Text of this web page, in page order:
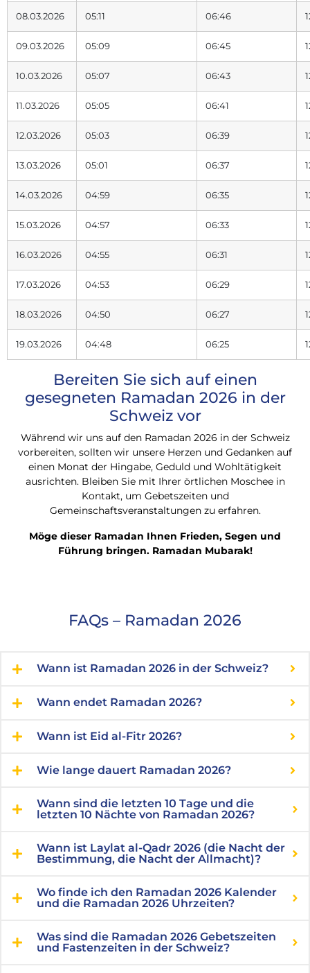
08.03.2026 05:11 06:46
09.03.2026 05:09 06:45
10.03.2026 05:07 06:43
11.03.2026 05:05 06:41
12.03.2026 05:03 06:39
13.03.2026 05:01 06:37
14.03.2026 04:59 06:35
15.03.2026 04:57 06:33
16.03.2026 04:55 06:31
17.03.2026 04:53 06:29
18.03.2026 04:50 06:27
19.03.2026 04:48 06:25
Bereiten Sie sich auf einen
gesegneten Ramadan 2026 in der
Schweiz vor
Während wir uns auf den Ramadan 2026 in der Schweiz
vorbereiten, sollten wir unsere Herzen und Gedanken auf
einen Monat der Hingabe, Geduld und Wohltätigkeit
ausrichten. Bleiben Sie mit Ihrer örtlichen Moschee in
Kontakt, um Gebetszeiten und
Gemeinschaftsveranstaltungen zu erfahren.
Möge dieser Ramadan Ihnen Frieden, Segen und
Führung bringen. Ramadan Mubarak!
FAQs – Ramadan 2026
Wann ist Ramadan 2026 in der Schweiz?
Wann endet Ramadan 2026?
Wann ist Eid al-Fitr 2026?
Wie lange dauert Ramadan 2026?
Wann sind die letzten 10 Tage und die
letzten 10 Nächte von Ramadan 2026?
Wann ist Laylat al-Qadr 2026 (die Nacht der
Bestimmung, die Nacht der Allmacht)?
Wo finde ich den Ramadan 2026 Kalender
und die Ramadan 2026 Uhrzeiten?
Was sind die Ramadan 2026 Gebetszeiten
und Fastenzeiten in der Schweiz?